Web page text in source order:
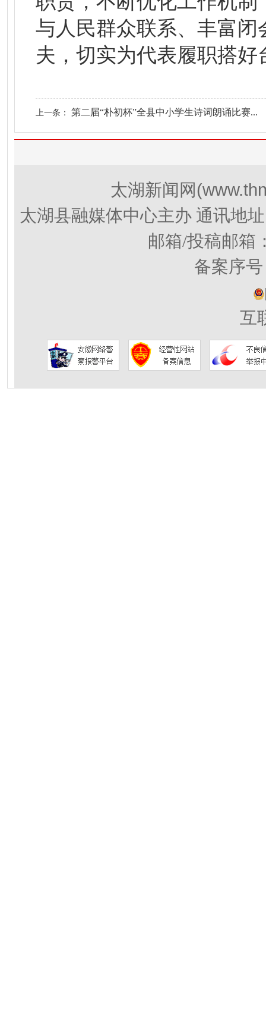
与人民群众联系、丰富
夫，切实为代表履职搭
上一条： 第二届“朴初杯”全县中小学生诗词朗诵比赛...
太湖新闻网
太湖县融媒体中心主办 通讯地
邮箱/投稿邮箱
备案序
互